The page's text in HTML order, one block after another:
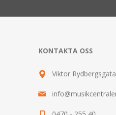
KONTAKTA OSS
Viktor